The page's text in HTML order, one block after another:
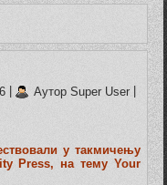
Аутор Super User
у такмичењу
Press, на тему Your